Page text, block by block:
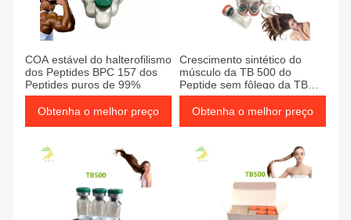
COA estável do halterofilismo
dos Peptides BPC 157 dos
Peptides puros de 99%
Obtenha o melhor preço
Crescimento sintético do
músculo da TB 500 do
Peptide sem fôlego da TB
500 da cura
Obtenha o melhor preço